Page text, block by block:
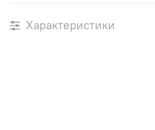
Характеристики